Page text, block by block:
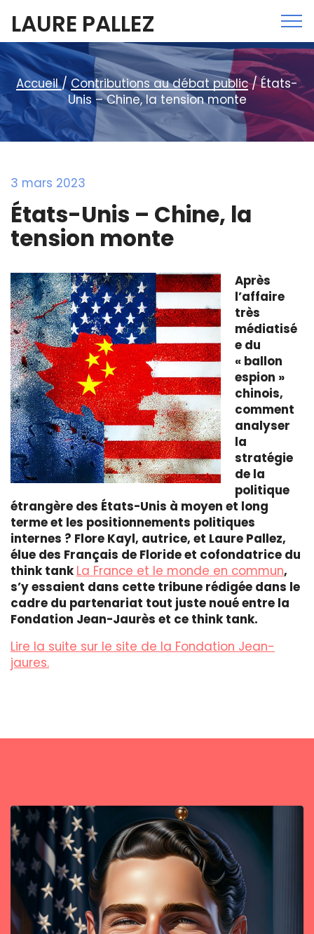
LAURE PALLEZ
Accueil/Contributions au débat public/ États-
Unis – Chine, la tension monte
3 mars 2023
États-Unis – Chine, la
tension monte
Après
l’affaire
très
médiatisé
e du
« ballon
espion »
chinois,
comment
analyser
la
stratégie
de la
politique
étrangère des États-Unis à moyen et long
terme et les positionnements politiques
internes ? Flore Kayl, autrice, et Laure Pallez,
élue des Français de Floride et cofondatrice du
think tank La France et le monde en commun,
s’y essaient dans cette tribune rédigée dans le
cadre du partenariat tout juste noué entre la
Fondation Jean-Jaurès et ce think tank.
Lire la suite sur le site de la Fondation Jean-
jaures.